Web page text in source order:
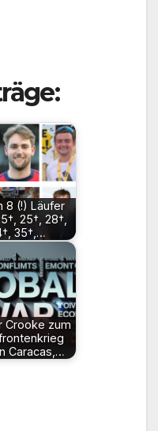
8 (!) Läufer
25†, 28†,
35†,…
Crooke zum
Caracas,…